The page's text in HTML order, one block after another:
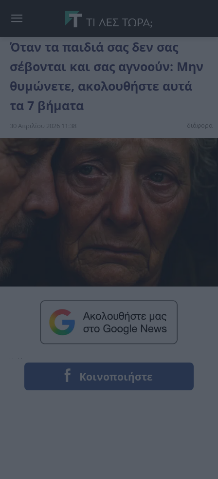
Όταν τα παιδιά σας δεν σας
σέβονται και σας αγνοούν: Μην
θυμώνετε, ακολουθήστε αυτά
τα 7 βήματα
30 Απριλίου 2026 11:38 διάφορα